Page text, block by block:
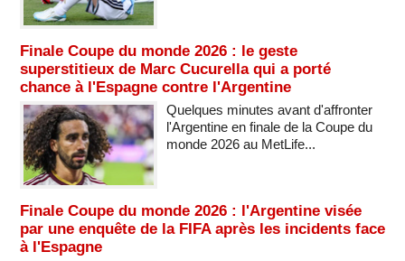
Finale Coupe du monde 2026 : le geste
superstitieux de Marc Cucurella qui a porté
chance à l'Espagne contre l'Argentine
Quelques minutes avant d'affronter
l'Argentine en finale de la Coupe du
monde 2026 au MetLife...
Finale Coupe du monde 2026 : l'Argentine visée
par une enquête de la FIFA après les incidents face
à l'Espagne